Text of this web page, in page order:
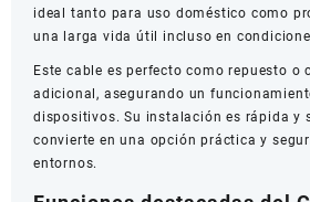
ideal tanto para uso doméstico como
una larga vida útil incluso en
Este cable es perfecto como repuesto o
adicional, asegurando un
dispositivos. Su instalación es rápida y
convierte en una opción práctica y
entornos.